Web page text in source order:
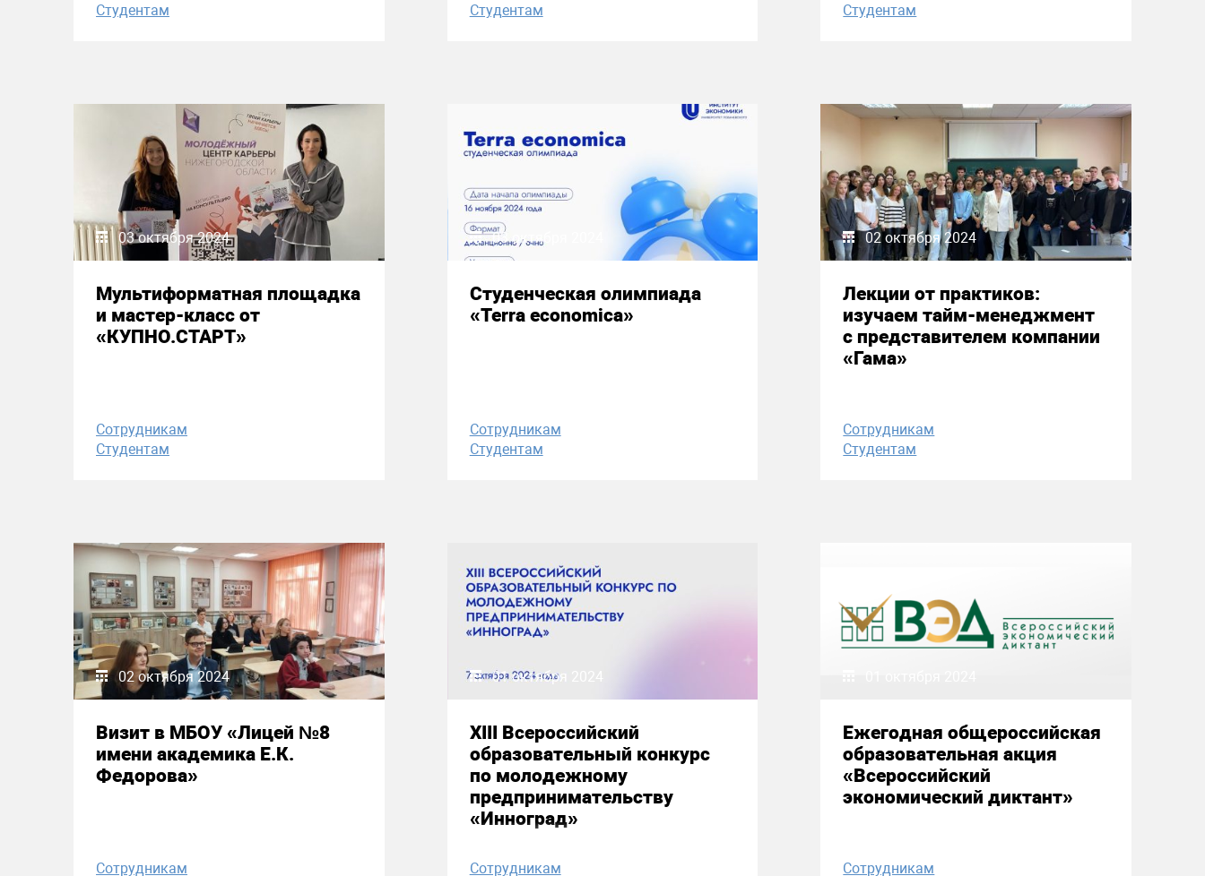
Студентам
Студентам
Студентам
03 октября 2024
Мультиформатная площадка
и мастер-класс от
«КУПНО.СТАРТ»
Сотрудникам
Студентам
03 октября 2024
Студенческая олимпиада
«Terra economica»
Сотрудникам
Студентам
02 октября 2024
Лекции от практиков:
изучаем тайм-менеджмент
с представителем компании
«Гама»
Сотрудникам
Студентам
02 октября 2024
Визит в МБОУ «Лицей №8
имени академика Е.К.
Федорова»
Сотрудникам
01 октября 2024
XIII Всероссийский
образовательный конкурс
по молодежному
предпринимательству
«Инноград»
Сотрудникам
Ежегодная общероссийская
образовательная акция
«Всероссийский
экономический диктант»
Сотрудникам